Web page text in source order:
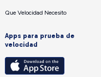
Que Velocidad Necesito
Apps para prueba de
velocidad